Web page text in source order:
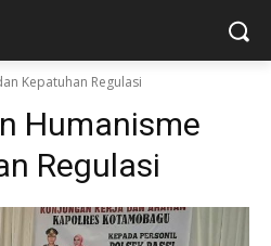
Kepatuhan Regulasi
Humanisme
Regulasi